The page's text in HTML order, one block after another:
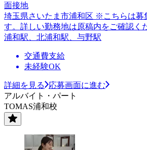
面接地
埼玉県さいたま市浦和区 ※こちらは募
す。詳しい勤務地は原稿内をご確認く
浦和駅、北浦和駅、与野駅
交通費支給
未経験OK
詳細を見る
応募画面に進む
アルバイト・パート
TOMAS浦和校